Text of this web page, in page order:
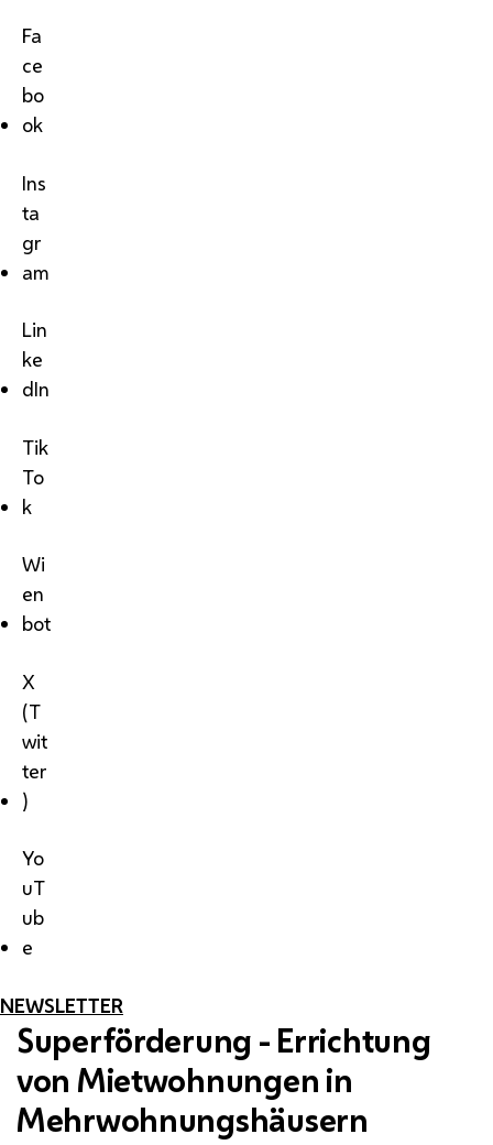
Fa
ce
bo
ok
Ins
ta
gr
am
Lin
ke
dIn
Tik
To
k
Wi
en
bot
X
(T
wit
ter
)
Yo
uT
ub
e
NEWSLETTER
Superförderung - Errichtung
von Mietwohnungen in
Mehrwohnungshäusern